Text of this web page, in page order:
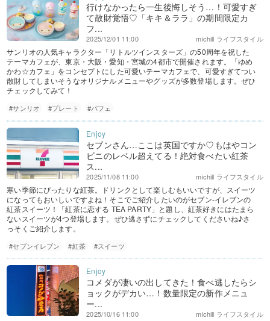
行けなかったら一生後悔しそう…！可愛すぎ
て散財覚悟♡「キキ＆ララ」の期間限定カ
フ...
michill ライフスタイル
2025/12/01 11:00
サンリオの人気キャラクター「リトルツインスターズ」の50周年を祝した
テーマカフェが、東京・大阪・愛知・宮城の4都市で開催されます。「ゆめ
かわ☆カフェ」をコンセプトにした可愛いテーマカフェで、可愛すぎてつい
散財してしまいそうなオリジナルメニューやグッズが多数登場します。ぜひ
チェックしてみて！
#サンリオ #プレート #パフェ
セブンさん…ここは英国ですか♡もはやコン
ビニのレベル超えてる！絶対食べたい紅茶
ス...
michill ライフスタイル
2025/11/08 11:00
寒い季節にぴったりな紅茶。ドリンクとして楽しむもいいですが、スイーツ
になってもおいしいですよね！そこでご紹介したいのがセブン-イレブンの
紅茶スイーツ！「紅茶に恋する TEA PARTY」と題し、紅茶好きにはたまら
ないスイーツが4つ登場します。ぜひ逃さずにチェックしてくださいね♪さ
っそくご紹介します。
#セブンイレブン #紅茶 #スイーツ
コメダが凄いの出してきた！食べ逃したらシ
ョックがデカい…！数量限定の新作メニュ
ー...
michill ライフスタイル
2025/10/16 11:00